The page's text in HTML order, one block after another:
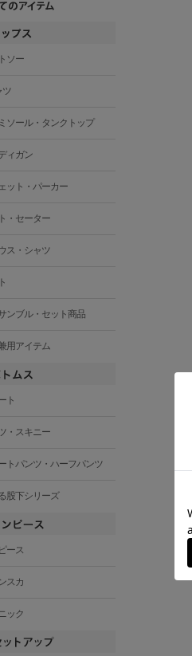
ソー
ツ
ソール・タンクトップ
ィガン
ット・パーカー
・セーター
ス・シャツ
ンブル・セット商品
用アイテム
ト
・スキニー
トパンツ・ハーフパンツ
股下シリーズ
ース
スカ
ック